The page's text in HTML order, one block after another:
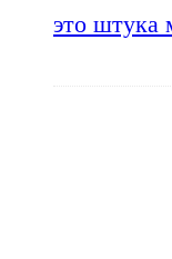
это штука